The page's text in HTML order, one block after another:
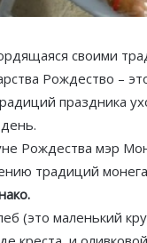
своими
Рождество –
праздника
Рождества мэр
традиций
(это маленький